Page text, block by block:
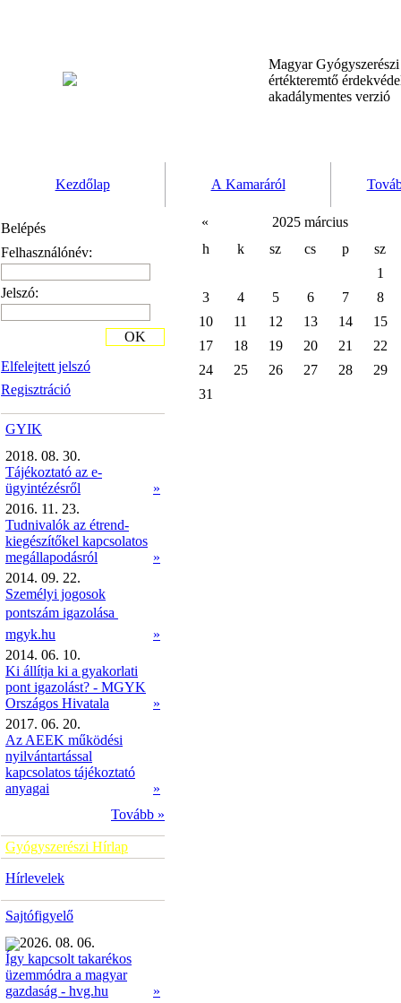
Magyar
értékteremtő
akadálymentes verzió
Kezdőlap A Kamaráról
Belépés
Felhasználónév:
Jelszó:
Elfelejtett jelszó
Regisztráció
OK
GYIK
2018. 08. 30.
Tájékoztató az e-
ügyintézésről
»
2016. 11. 23.
Tudnivalók az étrend-
kiegészítőkel kapcsolatos
megállapodásról
»
2014. 09. 22.
Személyi jogosok
pontszám igazolása 
mgyk.hu
»
2014. 06. 10.
Ki állítja ki a gyakorlati
pont igazolást? - MGYK
Országos Hivatala
»
2017. 06. 20.
Az AEEK működési
nyilvántartással
kapcsolatos tájékoztató
anyagai
»
Tovább »
Gyógyszerészi Hírlap
Hírlevelek
Sajtófigyelő
2026. 08. 06.
Így kapcsolt takarékos
üzemmódra a magyar
gazdaság - hvg.hu
»
«
2025 március
h
k sz cs p
sz
1
3
4 5 6 7
8
10
11 12 13 14
15
17
18 19 20 21
22
24
25 26 27 28
29
31